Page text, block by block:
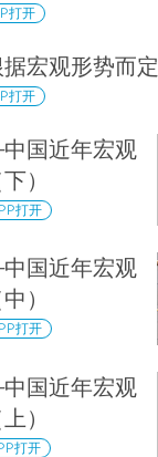
打开
宏观形势而定
打开
国近年宏观
）
打开
国近年宏观
）
打开
国近年宏观
）
打开